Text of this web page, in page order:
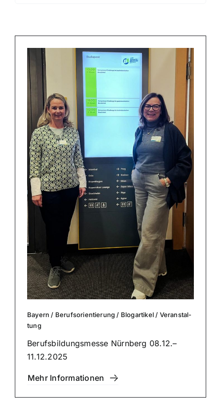
Bayern / Berufs­ori­en­tie­rung / Blog­ar­ti­kel / Ver­an­stal­
tung
Berufs­bil­dungs­mes­se Nürnberg 08.12.–
11.12.2025
Mehr Infor­ma­tio­nen